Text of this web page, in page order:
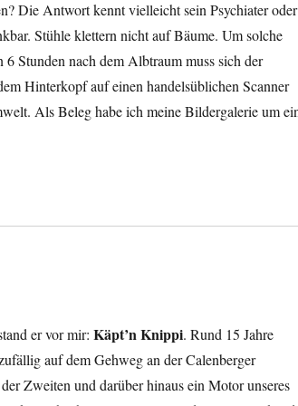
Die Antwort kennt vielleicht sein Psychiater oder
Stühle klettern nicht auf Bäume. Um solche
Stunden nach dem Albtraum muss sich der
Hinterkopf auf einen handelsüblichen Scanner
Als Beleg habe ich meine Bildergalerie um
er vor mir:Käpt’n Knippi. Rund 15 Jahre
auf dem Gehweg an der Calenberger
Zweiten und darüber hinaus ein Motor unseres